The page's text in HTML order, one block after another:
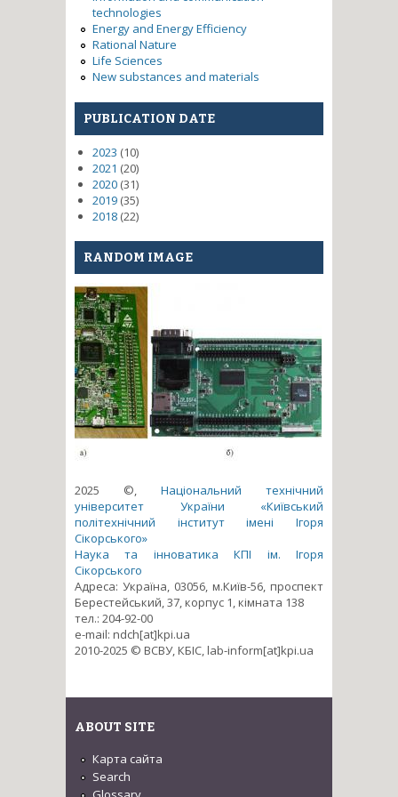
technologies
Energy and Energy Efficiency
Rational Nature
Life Sciences
New substances and materials
PUBLICATION DATE
2023 (10)
2021 (20)
2020 (31)
2019 (35)
2018 (22)
RANDOM IMAGE
2025 ©, Національний технічний
університет України «Київський
політехнічний інститут імені Ігоря
Сікорського»
Наука та інноватика КПІ ім. Ігоря
Сікорського
Адреса: Україна, 03056, м.Київ-56, проспект
Берестейський, 37, корпус 1, кімната 138
тел.: 204-92-00
e-mail: ndch[at]kpi.ua
2010-2025 © ВСВУ, КБІС, lab-inform[at]kpi.ua
ABOUT SITE
Карта сайта
Search